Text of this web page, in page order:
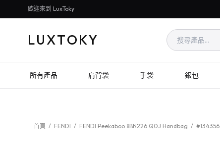
歡迎來到 LuxToky
LUXTOKY
所有產品 肩背袋 手袋 銀包
首頁 / FENDI / FENDI Peekaboo 8BN226 Q0J Handbag / #134356